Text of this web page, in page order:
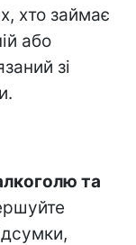
хто займає
або
зі
та